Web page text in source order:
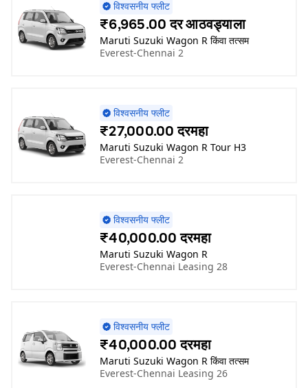
विश्वसनीय फ्लीट
₹6,965.00 दर आठवड्याला
Maruti Suzuki Wagon R किंवा तत्सम
Everest-Chennai 2
विश्वसनीय फ्लीट
₹27,000.00 दरमहा
Maruti Suzuki Wagon R Tour H3
Everest-Chennai 2
विश्वसनीय फ्लीट
₹40,000.00 दरमहा
Maruti Suzuki Wagon R
Everest-Chennai Leasing 28
विश्वसनीय फ्लीट
₹40,000.00 दरमहा
Maruti Suzuki Wagon R किंवा तत्सम
Everest-Chennai Leasing 26